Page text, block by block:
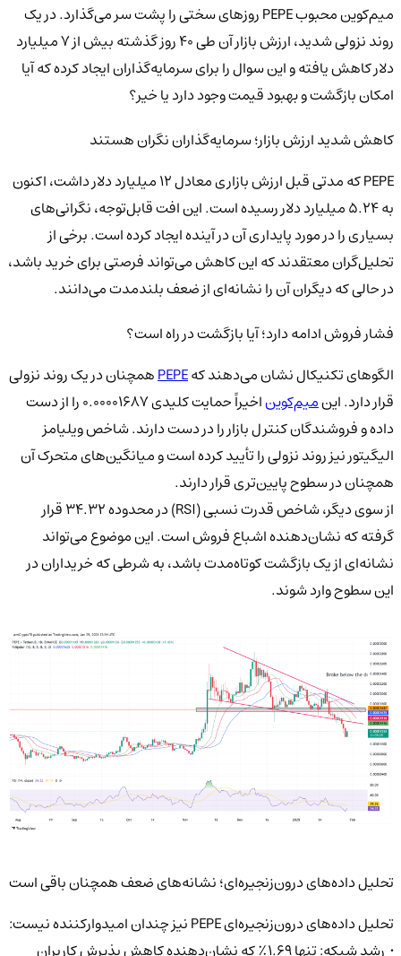
میم‌کوین محبوب PEPE روزهای سختی را پشت سر می‌گذارد. در یک
روند نزولی شدید، ارزش بازار آن طی ۴۰ روز گذشته بیش از ۷ میلیارد
دلار کاهش یافته و این سوال را برای سرمایه‌گذاران ایجاد کرده که آیا
امکان بازگشت و بهبود قیمت وجود دارد یا خیر؟
کاهش شدید ارزش بازار؛ سرمایه‌گذاران نگران هستند
PEPE که مدتی قبل ارزش بازاری معادل ۱۲ میلیارد دلار داشت، اکنون
به ۵.۲۴ میلیارد دلار رسیده است. این افت قابل‌توجه، نگرانی‌های
بسیاری را در مورد پایداری آن در آینده ایجاد کرده است. برخی از
تحلیل‌گران معتقدند که این کاهش می‌تواند فرصتی برای خرید باشد،
در حالی که دیگران آن را نشانه‌ای از ضعف بلندمدت می‌دانند.
فشار فروش ادامه دارد؛ آیا بازگشت در راه است؟
الگوهای تکنیکال نشان می‌دهند کهPEPEهمچنان در یک روند نزولی
قرار دارد. اینمیم‌کوین
اخیراً حمایت کلیدی ۰.۰۰۰۰۱۶۸۷ را از دست
داده و فروشندگان کنترل بازار را در دست دارند. شاخص ویلیامز
الیگیتور نیز روند نزولی را تأیید کرده است و میانگین‌های متحرک آن
همچنان در سطوح پایین‌تری قرار دارند.
از سوی دیگر، شاخص قدرت نسبی (RSI) در محدوده ۳۴.۳۲ قرار
گرفته که نشان‌دهنده اشباع فروش است. این موضوع می‌تواند
نشانه‌ای از یک بازگشت کوتاه‌مدت باشد، به شرطی که خریداران در
این سطوح وارد شوند.
تحلیل داده‌های درون‌زنجیره‌ای؛ نشانه‌های ضعف همچنان باقی است
تحلیل داده‌های درون‌زنجیره‌ای PEPE نیز چندان امیدوارکننده نیست:
• رشد شبکه: تنها ۱.۶۹٪ که نشان‌دهنده کاهش پذیرش کاربران